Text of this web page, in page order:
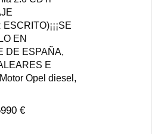
EN
DE ESPAÑA,
E
Opel diesel,
€